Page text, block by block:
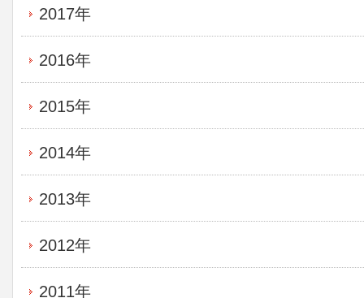
2017年
2016年
2015年
2014年
2013年
2012年
2011年